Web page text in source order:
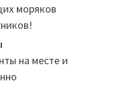
моряков
на месте и